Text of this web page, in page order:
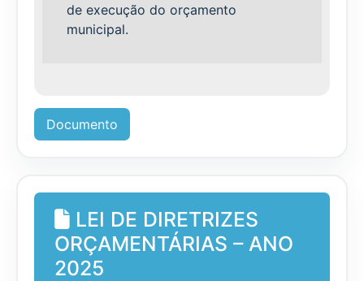
de execução do orçamento
municipal.
Documento
LEI DE DIRETRIZES
ORÇAMENTÁRIAS – ANO
2025